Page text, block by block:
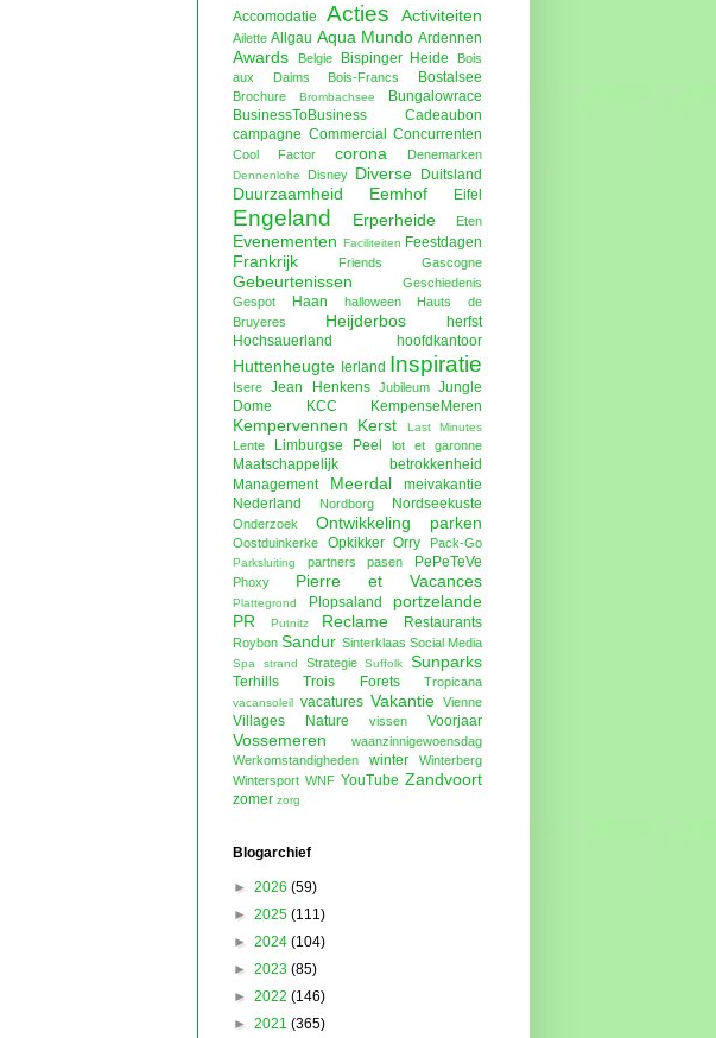
Accomodatie Acties Activiteiten
Ailette Allgau Aqua Mundo Ardennen
Awards Belgie Bispinger Heide
Bois
aux Daims
Bois-Francs Bostalsee
Brochure Brombachsee
Bungalowrace
BusinessToBusiness
Cadeaubon
campagne Commercial Concurrenten
Cool Factor corona Denemarken
Dennenlohe Disney Diverse Duitsland
Duurzaamheid Eemhof Eifel
Engeland Erperheide Eten
Evenementen Faciliteiten Feestdagen
Frankrijk Friends Gascogne
Gebeurtenissen
Geschiedenis
Gespot
Haan halloween
Hauts de
Bruyeres
Heijderbos
herfst
Hochsauerland
hoofdkantoor
Huttenheugte Ierland Inspiratie
Isere Jean Henkens Jubileum
Jungle
Dome
KCC KempenseMeren
Kempervennen Kerst Last Minutes
Lente Limburgse Peel lot et garonne
Maatschappelijk betrokkenheid
Management
Meerdal
meivakantie
Nederland
Nordborg Nordseekuste
Onderzoek Ontwikkeling parken
Oostduinkerke Opkikker Orry Pack-Go
Parksluiting partners pasen PePeTeVe
Phoxy Pierre et Vacances
Plattegrond Plopsaland
portzelande
PR
Putnitz Reclame Restaurants
Roybon Sandur Sinterklaas Social Media
Spa strand Strategie Suffolk Sunparks
Terhills Trois Forets Tropicana
vacansoleil vacatures Vakantie Vienne
Villages Nature vissen Voorjaar
Vossemeren
waanzinnigewoensdag
Werkomstandigheden
winter
Winterberg
Wintersport WNF YouTube Zandvoort
zomer zorg
Blogarchief
► 2026 (59)
► 2025 (111)
► 2024 (104)
► 2023 (85)
► 2022 (146)
► 2021 (365)